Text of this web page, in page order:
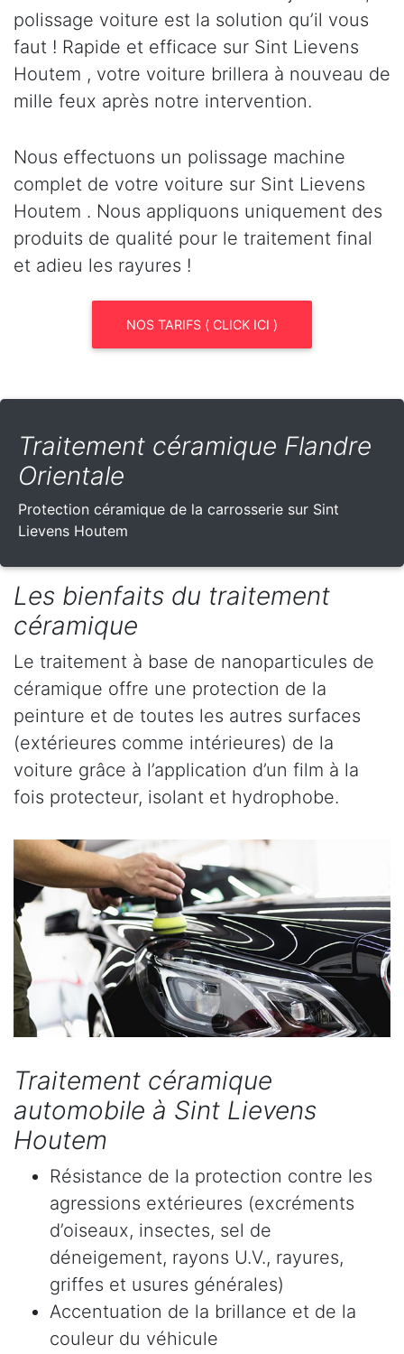
polissage voiture est la solution qu’il vous
faut ! Rapide et efficace sur Sint Lievens
Houtem , votre voiture brillera à nouveau de
mille feux après notre intervention.
Nous effectuons un polissage machine
complet de votre voiture sur Sint Lievens
Houtem . Nous appliquons uniquement des
produits de qualité pour le traitement final
et adieu les rayures !
NOS TARIFS ( CLICK ICI )
Traitement céramique Flandre
Orientale
Protection céramique de la carrosserie sur Sint
Lievens Houtem
Les bienfaits du traitement
céramique
Le traitement à base de nanoparticules de
céramique offre une protection de la
peinture et de toutes les autres surfaces
(extérieures comme intérieures) de la
voiture grâce à l’application d’un film à la
fois protecteur, isolant et hydrophobe.
Traitement céramique
automobile à Sint Lievens
Houtem
Résistance de la protection contre les
agressions extérieures (excréments
d’oiseaux, insectes, sel de
déneigement, rayons U.V., rayures,
griffes et usures générales)
Accentuation de la brillance et de la
couleur du véhicule